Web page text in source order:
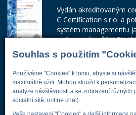
Souhlas s použitím
Používáme "Cookies" k tomu, abyste si
maximálně užili. Mohou sloužit k
analýze návštěvnosti a ke zobrazení různých
socialní sítě, online chat).
Vydán akreditovaným
C Certification s.r.o. a
systém managementu
požadavkům ČSN EN
Číslo certifikátu:
Adresa firmy